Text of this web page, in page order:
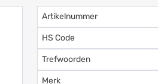
Artikelnummer
HS Code
Trefwoorden
Merk